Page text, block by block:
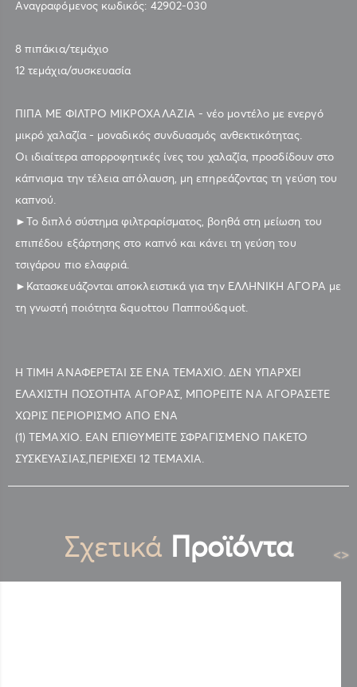
Αναγραφόμενος κωδικός: 42902-030
8 πιπάκια/τεμάχιο
12 τεμάχια/συσκευασία
ΠΙΠΑ ΜΕ ΦΙΛΤΡΟ ΜΙΚΡΟΧΑΛΑΖΙΑ - νέο μοντέλο με ενεργό
μικρό χαλαζία - μοναδικός συνδυασμός ανθεκτικότητας.
Οι ιδιαίτερα απορροφητικές ίνες του χαλαζία, προσδίδουν στο
κάπνισμα την τέλεια απόλαυση, μη επηρεάζοντας τη γεύση του
καπνού.
►Το διπλό σύστημα φιλτραρίσματος, βοηθά στη μείωση του
επιπέδου εξάρτησης στο καπνό και κάνει τη γεύση του
τσιγάρου πιο ελαφριά.
►Κατασκευάζονται αποκλειστικά για την ΕΛΛΗΝΙΚΗ ΑΓΟΡΑ με
τη γνωστή ποιότητα &quotτου Παππού&quot.
Η ΤΙΜΗ ΑΝΑΦΕΡΕΤΑΙ ΣΕ ΕΝΑ ΤΕΜΑΧΙΟ. ΔΕΝ ΥΠΑΡΧΕΙ
ΕΛΑΧΙΣΤΗ ΠΟΣΟΤΗΤΑ ΑΓΟΡΑΣ, ΜΠΟΡΕΙΤΕ ΝΑ ΑΓΟΡΑΣΕΤΕ
ΧΩΡΙΣ ΠΕΡΙΟΡΙΣΜΟ ΑΠΟ ΕΝΑ
(1) ΤΕΜΑΧΙΟ. ΕΑΝ ΕΠΙΘΥΜΕΙΤΕ ΣΦΡΑΓΙΣΜΕΝΟ ΠΑΚΕΤΟ
ΣΥΣΚΕΥΑΣΙΑΣ,ΠΕΡΙΕΧΕΙ 12 ΤΕΜΑΧΙΑ.
Σχετικά Προϊόντα <>